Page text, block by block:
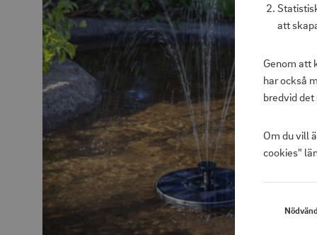
att
Genom att
har också
bredvid
Om du vill
cookies"